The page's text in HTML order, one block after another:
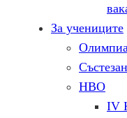
За учениците
НВО
IV